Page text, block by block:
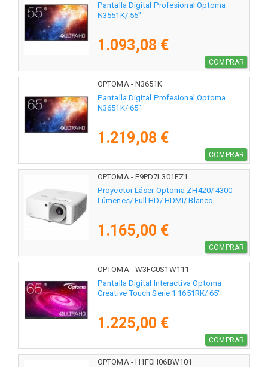
Pantalla Digital Profesional Optoma
N3551K/ 55"
1.093,08 €
COMPRAR
OPTOMA - N3651K
Pantalla Digital Profesional Optoma
N3651K/ 65"
1.219,08 €
COMPRAR
OPTOMA - E9PD7L301EZ1
Proyector Láser Optoma ZH420/ 4300
Lúmenes/ Full HD/ HDMI/ Blanco
1.165,00 €
COMPRAR
OPTOMA - W3FC0S1W111
Pantalla Digital Interactiva Optoma
Creative Touch Serie 1 1651RK/ 65"
1.225,00 €
COMPRAR
OPTOMA - H1F0H06BW101